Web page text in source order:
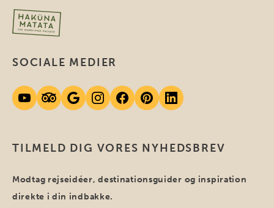
TILMELD DIG VORES NYHEDSBREV
Modtag rejseidéer, destinationsguider og inspiration
direkte i din indbakke.
SOCIALE MEDIER